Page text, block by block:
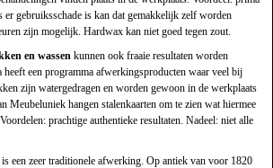
er gebruiksschade is kan dat gemakkelijk zelf worden
zijn mogelijk. Hardwax kan niet goed tegen zout.
en wassen kunnen ook fraaie resultaten worden
heeft een programma afwerkingsproducten waar veel bij
zijn watergedragen en worden gewoon in de werkplaats
Meubeluniek hangen stalenkaarten om te zien wat hiermee
prachtige authentieke resultaten. Nadeel: niet alle
is een zeer traditionele afwerking. Op antiek van voor 1820